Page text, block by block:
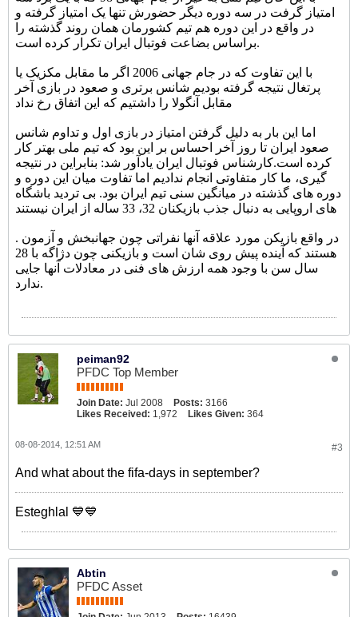
امتیاز گرفت در سه دوره دیگر حضورش تنها یک امتیاز گرفته و
در واقع در این دوره هم تیم کشورمان همان روند گذشته را
براساس بضاعت فوتبال ایران تکرار کرده است.
با این تفاوت که در جام جهانی 2006 اگر ما مقابل مکزیک یا
پرتغال نتیجه گرفته بودیم شانس برتری و صعود در بازی آخر
مقابل آنگولا را داشتیم که این اتفاق رخ نداد
اما این بار به دلیل گرفتن امتیاز در بازی اول و تداوم شانس
صعود ایران تا روز آخر احساس بر این بود که تیم ملی بهتر کار
کرده است.کارشناس فوتبال ایران یادآور شد: بنابراین در نتیجه
گیری، ما کار متفاوتی انجام ندادیم اما تفاوت میان این دوره و
دوره های گذشته در میانگین سنی تیم ایران بود. بی تردید باشگاه
های اروپایی به دنبال جذب بازیکنان 32، 33 ساله از ایران نیستند
. در واقع بازیکن مورد علاقه آنها نفراتی چون جهانبخش و آزمون
هستند که آینده پیش روی شان است و بازیکنی چون دژاگه با 28
سال سن با وجود همه ارزش های فنی در معادلات آنها جایی
ندارد.
peiman92
PFDC Top Member
Join Date: Jul 2008 Posts: 3166
Likes Received: 1,972 Likes Given: 364
#3
08-08-2014, 12:51 AM
And what about the fifa-days in september?
Esteghlal 💙💙
Abtin
PFDC Asset